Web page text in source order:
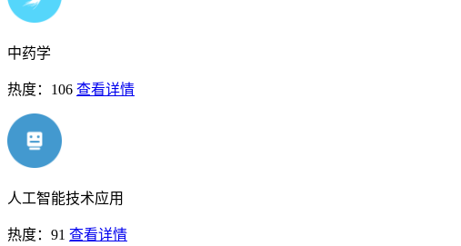
中药学
热度：106 查看详情
人工智能技术应用
热度：91 查看详情